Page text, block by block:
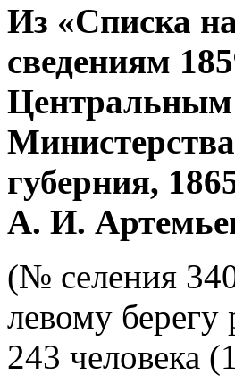
Из «Списка
сведениям
Центральным
губерния,
А. И.
(№ селения
левому
243 человека